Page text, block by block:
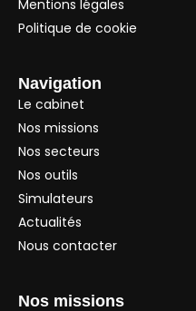
Mentions légales
Politique de cookie
Navigation
Le cabinet
Nos missions
Nos secteurs
Nos outils
Simulateurs
Actualités
Nous contacter
Nos missions